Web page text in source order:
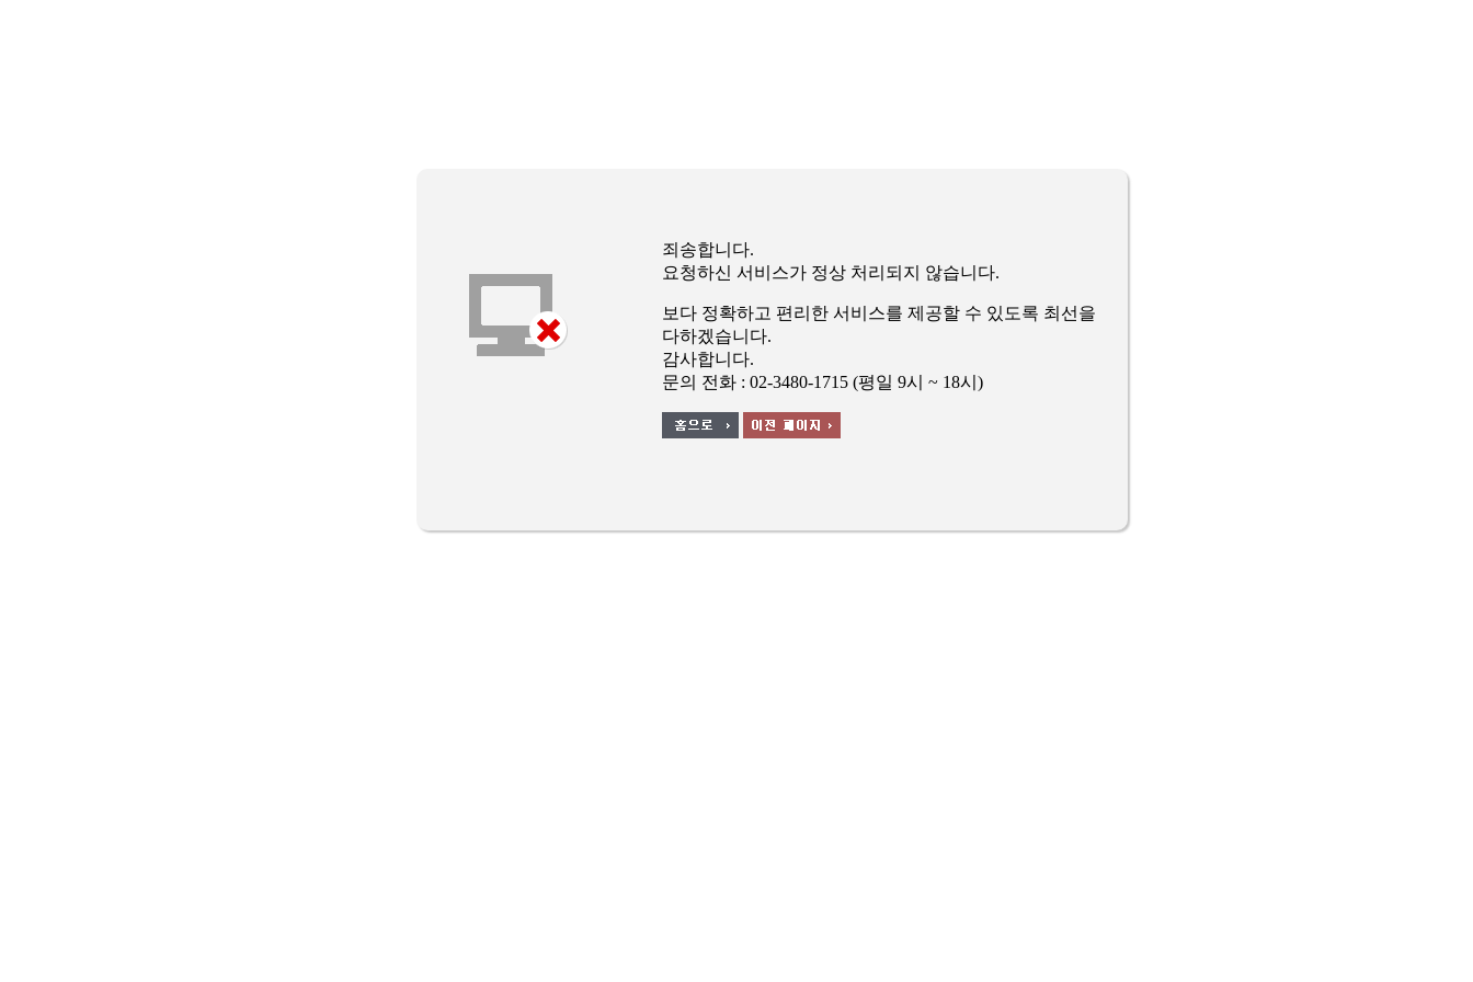
죄송합니다.
요청하신 서비스가 정상 처리되지 않습니다.
보다 정확하고 편리한 서비스를 제공할 수 있도록 최선을
다하겠습니다.
감사합니다.
문의 전화 : 02-3480-1715 (평일 9시 ~ 18시)